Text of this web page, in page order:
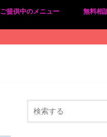
ご提供中のメニュー 無料相